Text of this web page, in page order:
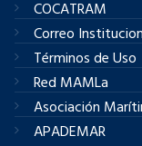
COCATRAM
Correo
Términos de Uso
Red MAMLa
Asociación
APADEMAR